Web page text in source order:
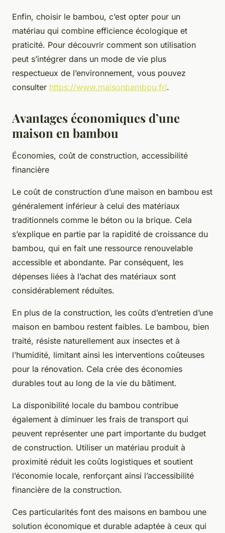
Enfin, choisir le bambou, c’est opter pour un
matériau qui combine efficience écologique et
praticité. Pour découvrir comment son utilisation
peut s’intégrer dans un mode de vie plus
respectueux de l’environnement, vous pouvez
consulter https://www.maisonbambou.fr/.
Avantages économiques d’une
maison en bambou
Économies, coût de construction, accessibilité
financière
Le coût de construction d’une maison en bambou est
généralement inférieur à celui des matériaux
traditionnels comme le béton ou la brique. Cela
s’explique en partie par la rapidité de croissance du
bambou, qui en fait une ressource renouvelable
accessible et abondante. Par conséquent, les
dépenses liées à l’achat des matériaux sont
considérablement réduites.
En plus de la construction, les coûts d’entretien d’une
maison en bambou restent faibles. Le bambou, bien
traité, résiste naturellement aux insectes et à
l’humidité, limitant ainsi les interventions coûteuses
pour la rénovation. Cela crée des économies
durables tout au long de la vie du bâtiment.
La disponibilité locale du bambou contribue
également à diminuer les frais de transport qui
peuvent représenter une part importante du budget
de construction. Utiliser un matériau produit à
proximité réduit les coûts logistiques et soutient
l’économie locale, renforçant ainsi l’accessibilité
financière de la construction.
Ces particularités font des maisons en bambou une
solution économique et durable adaptée à ceux qui